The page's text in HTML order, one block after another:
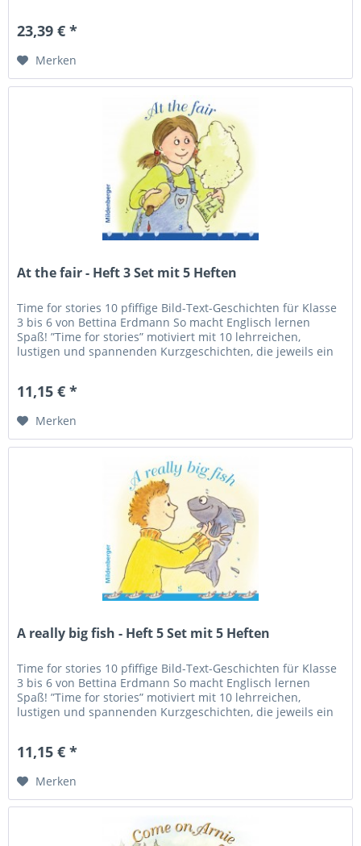
23,39 € *
Merken
At the fair - Heft 3 Set mit 5 Heften
Time for stories 10 pfiffige Bild-Text-Geschichten für Klasse
3 bis 6 von Bettina Erdmann So macht Englisch lernen
Spaß! ”Time for stories” motiviert mit 10 lehrreichen,
lustigen und spannenden Kurzgeschichten, die jeweils ein
11,15 € *
Merken
A really big fish - Heft 5 Set mit 5 Heften
Time for stories 10 pfiffige Bild-Text-Geschichten für Klasse
3 bis 6 von Bettina Erdmann So macht Englisch lernen
Spaß! ”Time for stories” motiviert mit 10 lehrreichen,
lustigen und spannenden Kurzgeschichten, die jeweils ein
11,15 € *
Merken